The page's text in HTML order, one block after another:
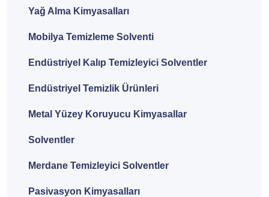
Yağ Alma Kimyasalları
Mobilya Temizleme Solventi
Endüstriyel Kalıp Temizleyici Solventler
Endüstriyel Temizlik Ürünleri
Metal Yüzey Koruyucu Kimyasallar
Solventler
Merdane Temizleyici Solventler
Pasivasyon Kimyasalları